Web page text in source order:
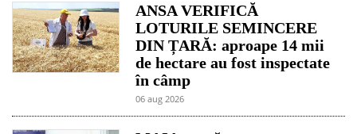
ANSA VERIFICĂ
LOTURILE SEMINCERE
DIN ȚARĂ: aproape 14 mii
de hectare au fost inspectate
în câmp
06 aug 2026